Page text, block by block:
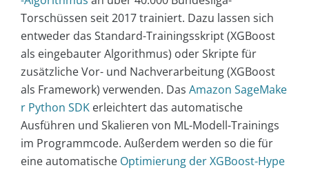
Torschüssen seit 2017 trainiert. Dazu lassen sich
entweder das Standard-Trainingsskript (XGBoost
als eingebauter Algorithmus) oder Skripte für
zusätzliche Vor- und Nachverarbeitung (XGBoost
als Framework) verwenden. Das Amazon SageMake
r Python SDK erleichtert das automatische
Ausführen und Skalieren von ML-Modell-Trainings
im Programmcode. Außerdem werden so die für
eine automatische Optimierung der XGBoost-Hype